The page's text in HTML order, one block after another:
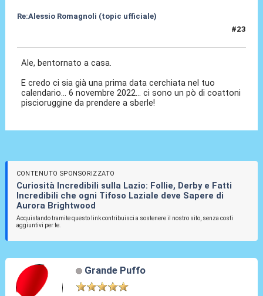
Re:Alessio Romagnoli (topic ufficiale)
#23
Ale, bentornato a casa.
E credo ci sia già una prima data cerchiata nel tuo
calendario... 6 novembre 2022... ci sono un pò di coattoni
piscioruggine da prendere a sberle!
CONTENUTO SPONSORIZZATO
Curiosità Incredibili sulla Lazio: Follie, Derby e Fatti
Incredibili che ogni Tifoso Laziale deve Sapere di
Aurora Brightwood
Acquistando tramite questo link contribuisci a sostenere il nostro sito, senza costi
aggiuntivi per te.
Grande Puffo